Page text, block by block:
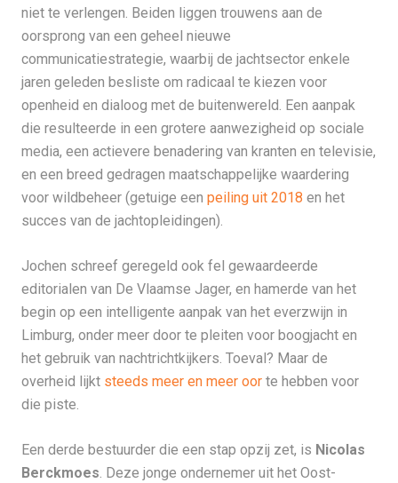
niet te verlengen. Beiden liggen trouwens aan de
oorsprong van een geheel nieuwe
communicatiestrategie, waarbij de jachtsector enkele
jaren geleden besliste om radicaal te kiezen voor
openheid en dialoog met de buitenwereld. Een aanpak
die resulteerde in een grotere aanwezigheid op sociale
media, een actievere benadering van kranten en televisie,
en een breed gedragen maatschappelijke waardering
voor wildbeheer (getuige een peiling uit 2018 en het
succes van de jachtopleidingen).
Jochen schreef geregeld ook fel gewaardeerde
editorialen van De Vlaamse Jager, en hamerde van het
begin op een intelligente aanpak van het everzwijn in
Limburg, onder meer door te pleiten voor boogjacht en
het gebruik van nachtrichtkijkers. Toeval? Maar de
overheid lijkt steeds meer en meer oorte hebben voor
die piste.
Een derde bestuurder die een stap opzij zet, is Nicolas
Berckmoes. Deze jonge ondernemer uit het Oost-